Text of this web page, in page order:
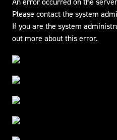
Please contact the system
If you are the system
out more about this error.